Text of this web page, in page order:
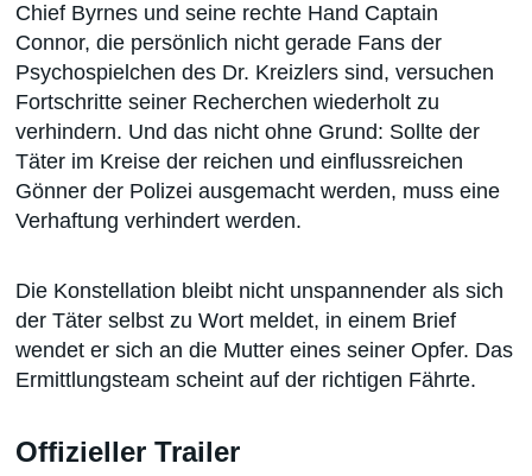
Chief Byrnes und seine rechte Hand Captain
Connor, die persönlich nicht gerade Fans der
Psychospielchen des Dr. Kreizlers sind, versuchen
Fortschritte seiner Recherchen wiederholt zu
verhindern. Und das nicht ohne Grund: Sollte der
Täter im Kreise der reichen und einflussreichen
Gönner der Polizei ausgemacht werden, muss eine
Verhaftung verhindert werden.
Die Konstellation bleibt nicht unspannender als sich
der Täter selbst zu Wort meldet, in einem Brief
wendet er sich an die Mutter eines seiner Opfer. Das
Ermittlungsteam scheint auf der richtigen Fährte.
Offizieller Trailer